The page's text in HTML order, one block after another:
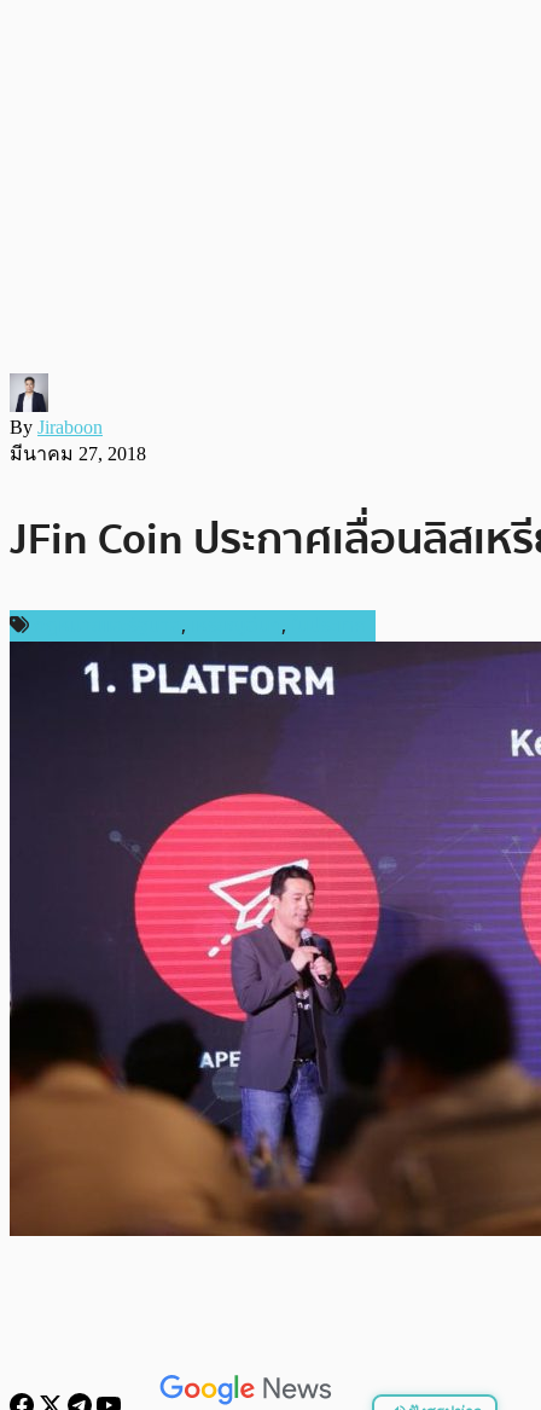
By Jiraboon
มีนาคม 27, 2018
JFin Coin ประกาศเลื่อนลิสเ
, ,